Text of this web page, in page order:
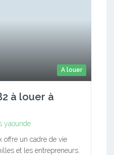
A louer
à louer à
yaounde
offre un cadre de vie
et les entrepreneurs.